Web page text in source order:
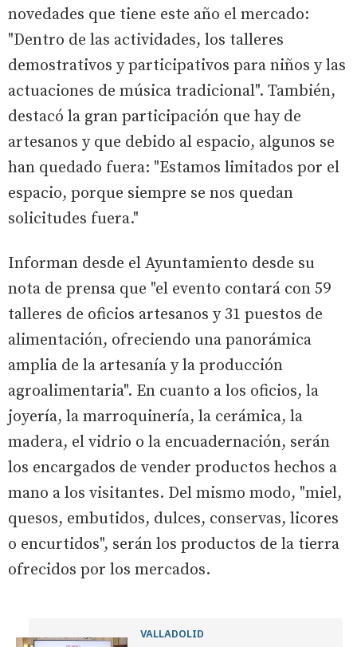
novedades que tiene este año el mercado:
"Dentro de las actividades, los talleres
demostrativos y participativos para niños y las
actuaciones de música tradicional". También,
destacó la gran participación que hay de
artesanos y que debido al espacio, algunos se
han quedado fuera: "Estamos limitados por el
espacio, porque siempre se nos quedan
solicitudes fuera."
Informan desde el Ayuntamiento desde su
nota de prensa que "el evento contará con 59
talleres de oficios artesanos y 31 puestos de
alimentación, ofreciendo una panorámica
amplia de la artesanía y la producción
agroalimentaria". En cuanto a los oficios, la
joyería, la marroquinería, la cerámica, la
madera, el vidrio o la encuadernación, serán
los encargados de vender productos hechos a
mano a los visitantes. Del mismo modo, "miel,
quesos, embutidos, dulces, conservas, licores
o encurtidos", serán los productos de la tierra
ofrecidos por los mercados.
VALLADOLID